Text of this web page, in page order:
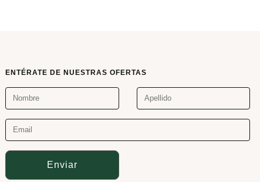
ENTÉRATE DE NUESTRAS OFERTAS
Enviar